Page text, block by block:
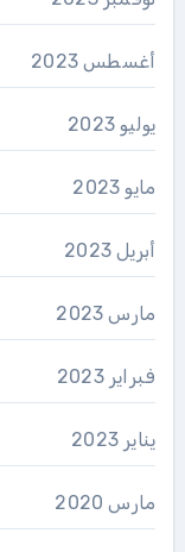
أغسطس 2023
يوليو 2023
مايو 2023
أبريل 2023
مارس 2023
فبراير 2023
يناير 2023
مارس 2020